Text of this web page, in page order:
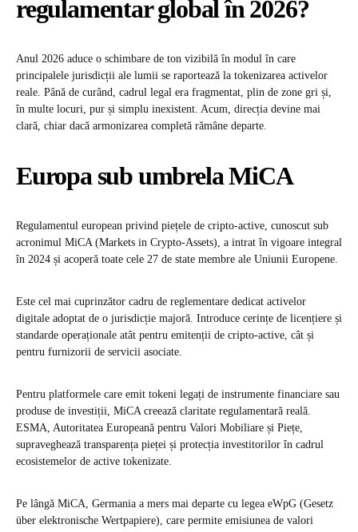
regulamentar global în 2026?
Anul 2026 aduce o schimbare de ton vizibilă în modul în care
principalele jurisdicții ale lumii se raportează la tokenizarea activelor
reale. Până de curând, cadrul legal era fragmentat, plin de zone gri și,
în multe locuri, pur și simplu inexistent. Acum, direcția devine mai
clară, chiar dacă armonizarea completă rămâne departe.
Europa sub umbrela MiCA
Regulamentul european privind piețele de cripto-active, cunoscut sub
acronimul MiCA (Markets in Crypto-Assets), a intrat în vigoare integral
în 2024 și acoperă toate cele 27 de state membre ale Uniunii Europene.
Este cel mai cuprinzător cadru de reglementare dedicat activelor
digitale adoptat de o jurisdicție majoră. Introduce cerințe de licențiere și
standarde operaționale atât pentru emitenții de cripto-active, cât și
pentru furnizorii de servicii asociate.
Pentru platformele care emit tokeni legați de instrumente financiare sau
produse de investiții, MiCA creează claritate regulamentară reală.
ESMA, Autoritatea Europeană pentru Valori Mobiliare și Piețe,
supraveghează transparența pieței și protecția investitorilor în cadrul
ecosistemelor de active tokenizate.
Pe lângă MiCA, Germania a mers mai departe cu legea eWpG (Gesetz
über elektronische Wertpapiere), care permite emisiunea de valori